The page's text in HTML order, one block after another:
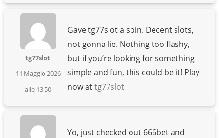
tg77slot
11 Maggio 2026
alle 13:50
Gave tg77slot a spin. Decent slots,
not gonna lie. Nothing too flashy,
but if you’re looking for something
simple and fun, this could be it! Play
now attg77slot
Yo, just checked out 666bet and